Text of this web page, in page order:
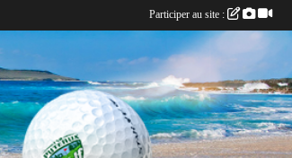
Participer au site :